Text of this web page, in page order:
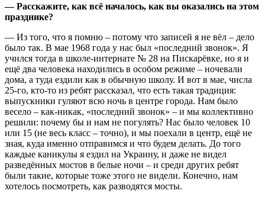
— Расскажите, как всё началось, как вы оказались на этом
празднике?
— Из того, что я помню – потому что записей я не вёл – дело
было так. В мае 1968 года у нас был «последний звонок». Я
учился тогда в школе-интернате № 28 на Пискарёвке, но я и
ещё два человека находились в особом режиме – ночевали
дома, а туда ездили как в обычную школу. И вот в мае, числа
25-го, кто-то из ребят рассказал, что есть такая традиция:
выпускники гуляют всю ночь в центре города. Нам было
весело – как-никак, «последний звонок» – и мы коллективно
решили: почему бы и нам не погулять? Нас было человек 10
или 15 (не весь класс – точно), и мы поехали в центр, ещё не
зная, куда именно отправимся и что будем делать. До того
каждые каникулы я ездил на Украину, и даже не видел
разведённых мостов в белые ночи – и среди других ребят
были такие, которые тоже этого не видели. Конечно, нам
хотелось посмотреть, как разводятся мосты.